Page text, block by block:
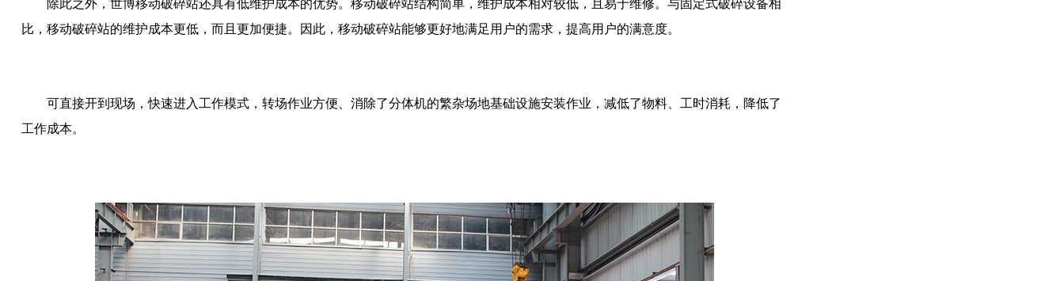
除此之外，世博移动破碎站还具有低维护成本的优势。移动破碎站结构简单，维护成本相对较低，且易于维修。与固定式破碎设备相
比，移动破碎站的维护成本更低，而且更加便捷。因此，移动破碎站能够更好地满足用户的需求，提高用户的满意度。
可直接开到现场，快速进入工作模式，转场作业方便、消除了分体机的繁杂场地基础设施安装作业，减低了物料、工时消耗，降低了
工作成本。